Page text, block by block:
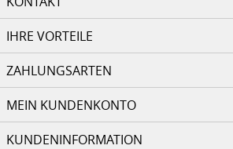
IHRE VORTEILE
ZAHLUNGSARTEN
MEIN KUNDENKONTO
KUNDENINFORMATION